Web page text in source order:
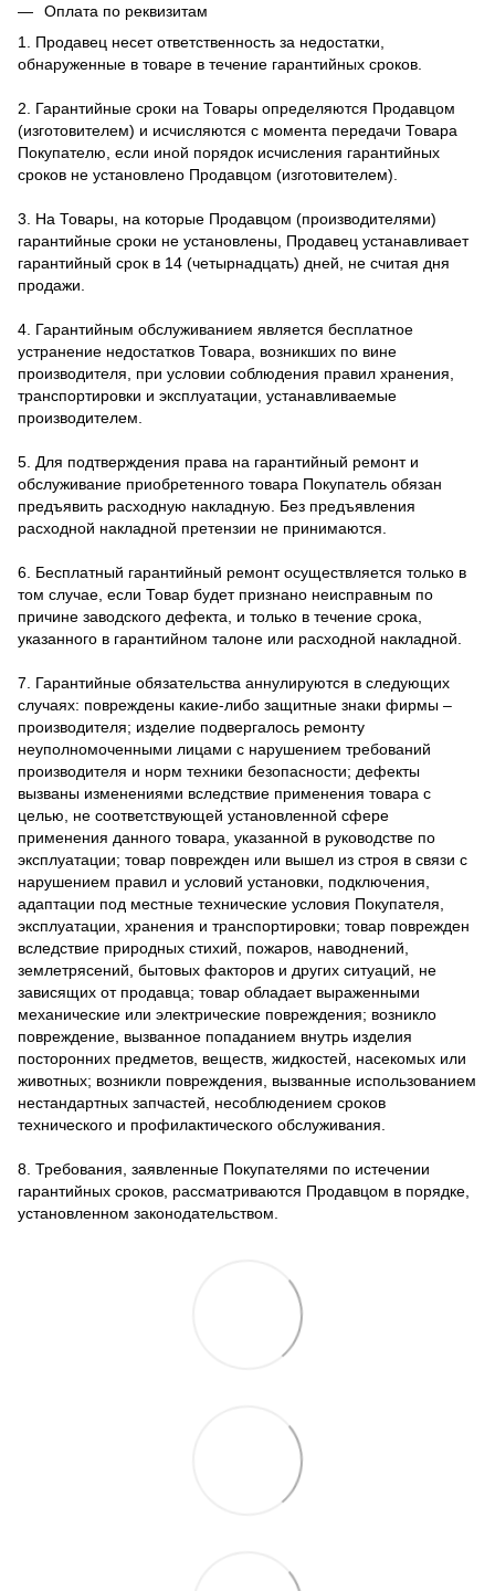
Оплата по реквизитам
1. Продавец несет ответственность за недостатки,
обнаруженные в товаре в течение гарантийных сроков.
2. Гарантийные сроки на Товары определяются Продавцом
(изготовителем) и исчисляются с момента передачи Товара
Покупателю, если иной порядок исчисления гарантийных
сроков не установлено Продавцом (изготовителем).
3. На Товары, на которые Продавцом (производителями)
гарантийные сроки не установлены, Продавец устанавливает
гарантийный срок в 14 (четырнадцать) дней, не считая дня
продажи.
4. Гарантийным обслуживанием является бесплатное
устранение недостатков Товара, возникших по вине
производителя, при условии соблюдения правил хранения,
транспортировки и эксплуатации, устанавливаемые
производителем.
5. Для подтверждения права на гарантийный ремонт и
обслуживание приобретенного товара Покупатель обязан
предъявить расходную накладную. Без предъявления
расходной накладной претензии не принимаются.
6. Бесплатный гарантийный ремонт осуществляется только в
том случае, если Товар будет признано неисправным по
причине заводского дефекта, и только в течение срока,
указанного в гарантийном талоне или расходной накладной.
7. Гарантийные обязательства аннулируются в следующих
случаях: повреждены какие-либо защитные знаки фирмы –
производителя; изделие подвергалось ремонту
неуполномоченными лицами с нарушением требований
производителя и норм техники безопасности; дефекты
вызваны изменениями вследствие применения товара с
целью, не соответствующей установленной сфере
применения данного товара, указанной в руководстве по
эксплуатации; товар поврежден или вышел из строя в связи с
нарушением правил и условий установки, подключения,
адаптации под местные технические условия Покупателя,
эксплуатации, хранения и транспортировки; товар поврежден
вследствие природных стихий, пожаров, наводнений,
землетрясений, бытовых факторов и других ситуаций, не
зависящих от продавца; товар обладает выраженными
механические или электрические повреждения; возникло
повреждение, вызванное попаданием внутрь изделия
посторонних предметов, веществ, жидкостей, насекомых или
животных; возникли повреждения, вызванные использованием
нестандартных запчастей, несоблюдением сроков
технического и профилактического обслуживания.
8. Требования, заявленные Покупателями по истечении
гарантийных сроков, рассматриваются Продавцом в порядке,
установленном законодательством.